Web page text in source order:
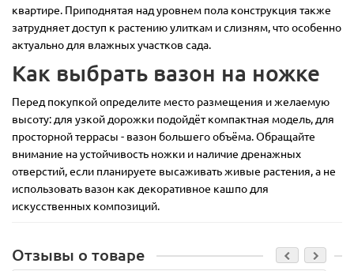
квартире. Приподнятая над уровнем пола конструкция также
затрудняет доступ к растению улиткам и слизням, что особенно
актуально для влажных участков сада.
Как выбрать вазон на ножке
Перед покупкой определите место размещения и желаемую
высоту: для узкой дорожки подойдёт компактная модель, для
просторной террасы - вазон большего объёма. Обращайте
внимание на устойчивость ножки и наличие дренажных
отверстий, если планируете высаживать живые растения, а не
использовать вазон как декоративное кашпо для
искусственных композиций.
Отзывы о товаре